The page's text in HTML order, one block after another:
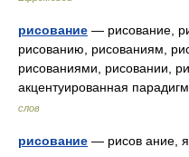
рисование — рисование,
рисованию, рисованиям,
рисованиями, рисовании,
акцентуированная
слов
рисование — рисов ание,